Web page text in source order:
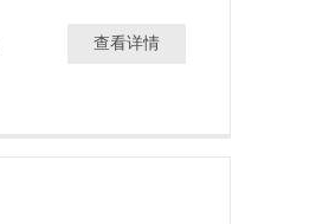
查看详情